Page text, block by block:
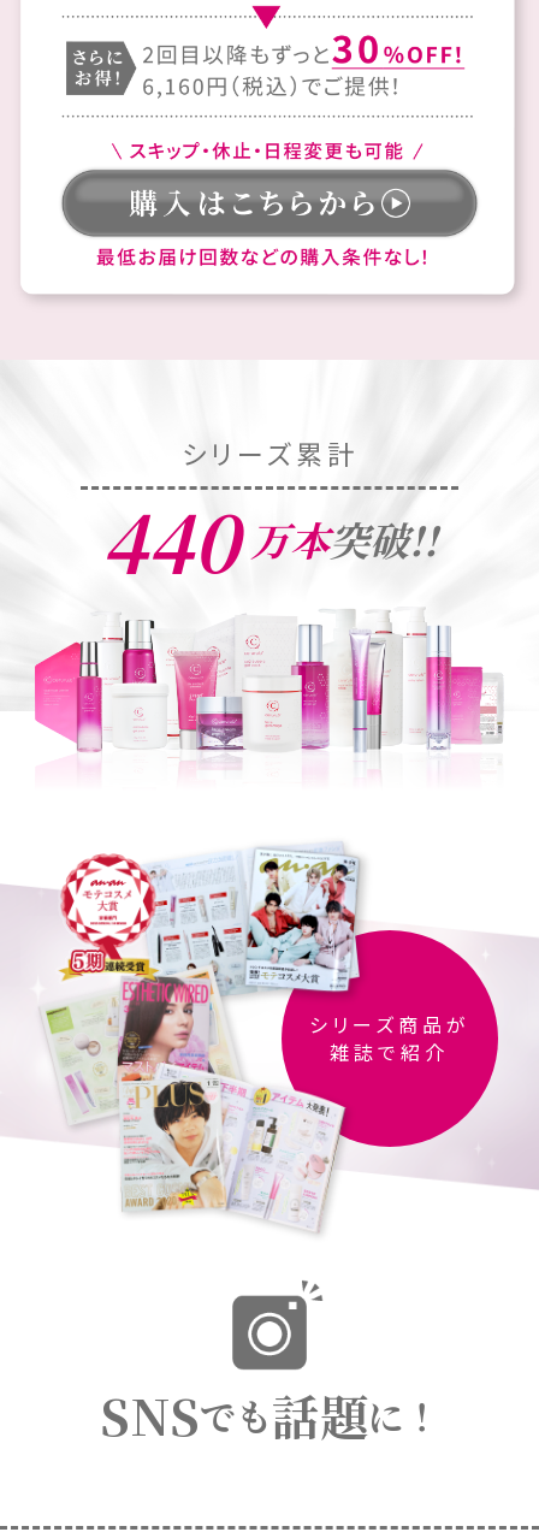
シリーズ累計
440 万本突破!!
シリーズ商品が
雑誌で紹介
SNSでも話題に！